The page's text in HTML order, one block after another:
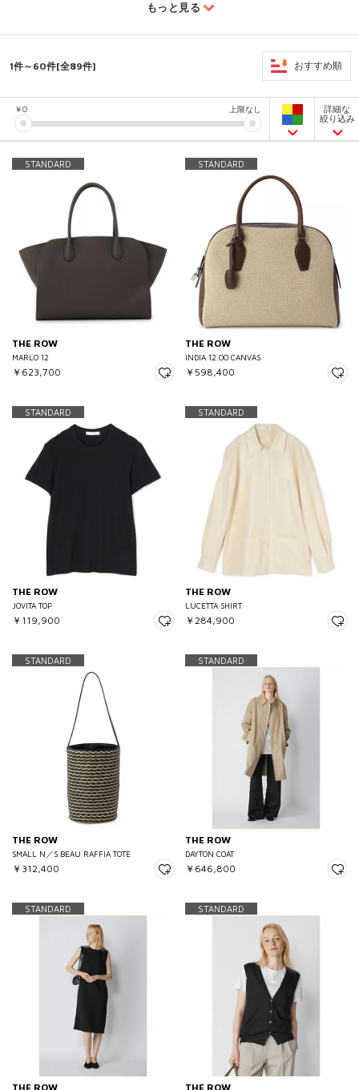
もっと見る
1件～60件[全89件] おすすめ順
￥0 上限なし
詳細な
絞り込み
STANDARD
THE ROW
MARLO 12
￥623,700
STANDARD
THE ROW
INDIA 12.00 CANVAS
￥598,400
STANDARD
THE ROW
JOVITA TOP
￥119,900
STANDARD
THE ROW
LUCETTA SHIRT
￥284,900
STANDARD
THE ROW
SMALL N／S BEAU RAFFIA TOTE
￥312,400
STANDARD
THE ROW
DAYTON COAT
￥646,800
STANDARD
THE ROW
STANDARD
THE ROW